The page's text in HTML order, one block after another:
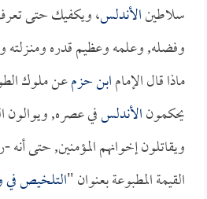
سلاطينالأندلس، ويكفيك حتى
وفضله, وعلمه وعظيم قدره ومنـزلته
ماذا قال الإمامابن حزمعن ملوك
يحكمونالأندلسفي عصره, ويوالون
ويقاتلون إخوانهم المؤمنين, حتى أنه
القيمة المطبوعة بعنوان "التلخيص